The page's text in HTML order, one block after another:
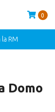
RM
0
Domo